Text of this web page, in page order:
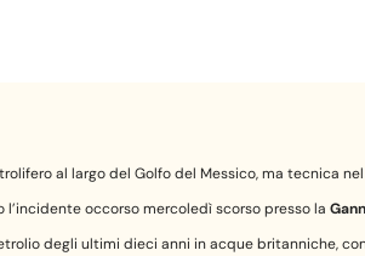
al largo del Golfo del Messico, ma tecnica
l’incidente occorso mercoledì scorso presso la
degli ultimi dieci anni in acque britanniche,